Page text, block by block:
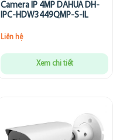
Camera IP 4MP DAHUA DH-
IPC-HDW3449QMP-S-IL
Liên hệ
Xem chi tiết